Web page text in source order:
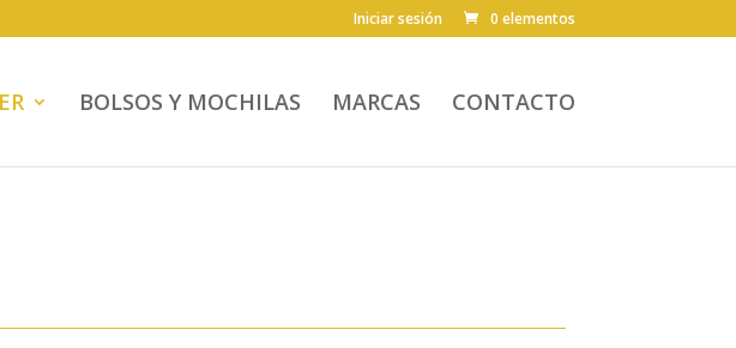
Iniciar sesión 0 elementos
BOLSOS Y MOCHILAS MARCAS CONTACTO